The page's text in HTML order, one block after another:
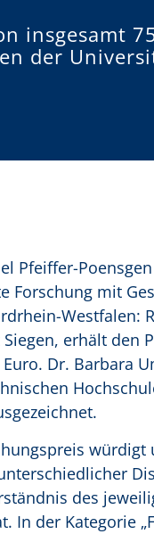
insgesamt
der
Pfeiffer-
Forschung mit
Westfalen:
erhält den
Dr. Barbara
des
In der Kategorie